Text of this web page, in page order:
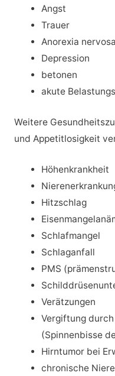
Angst
Trauer
Anorexia nervosa
Depression
betonen
akute
Weitere
und Appetitlosigkeit
Höhenkrankheit
Hitzschlag
Schlafmangel
Schlaganfall
PMS
Verätzungen
Vergiftung
(Spinnenbisse
Hirntumor bei
chronische